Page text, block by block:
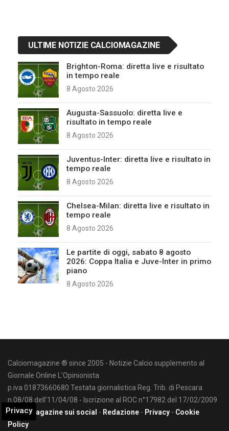
ULTIME NOTIZIE CALCIOMAGAZINE
Brighton-Roma: diretta live e risultato
in tempo reale
8 Agosto 2026
Augusta-Sassuolo: diretta live e
risultato in tempo reale
8 Agosto 2026
Juventus-Inter: diretta live e risultato in
tempo reale
8 Agosto 2026
Chelsea-Milan: diretta live e risultato in
tempo reale
8 Agosto 2026
Le partite di oggi, sabato 8 agosto
2026: Coppa Italia e Juve-Inter in primo
piano
8 Agosto 2026
Calciomagazine ® since 2005 - Notizie Calcio supplemento al
Giornale Online L'Opinionista
p.iva 01873660680 Testata giornalistica Reg. Trib. di Pescara
n.08/08 dell'11/04/08 - Iscrizione al ROC n°17982 del 17/02/2009
Calciomagazine sui social - Redazione - Privacy - Cookie
Policy
Privacy